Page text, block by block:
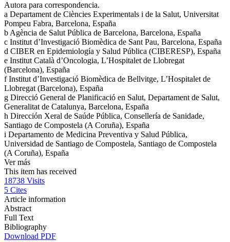
Autora para correspondencia.
a Departament de Ciències Experimentals i de la Salut, Universitat
Pompeu Fabra, Barcelona, España
b Agència de Salut Pública de Barcelona, Barcelona, España
c Institut d’Investigació Biomèdica de Sant Pau, Barcelona, España
d CIBER en Epidemiología y Salud Pública (CIBERESP), España
e Institut Català d’Oncologia, L’Hospitalet de Llobregat
(Barcelona), España
fInstitut d’Investigació Biomèdica de Bellvitge, L’Hospitalet de
Llobregat (Barcelona), España
g Direcció General de Planificació en Salut, Departament de Salut,
Generalitat de Catalunya, Barcelona, España
h Dirección Xeral de Saúde Pública, Consellería de Sanidade,
Santiago de Compostela (A Coruña), España
i Departamento de Medicina Preventiva y Salud Pública,
Universidad de Santiago de Compostela, Santiago de Compostela
(A Coruña), España
Ver más
This item has received
18738 Visits
5 Cites
Article information
Abstract
Full Text
Bibliography
Download PDF